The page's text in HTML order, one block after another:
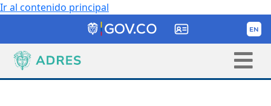
Ir al contenido principal